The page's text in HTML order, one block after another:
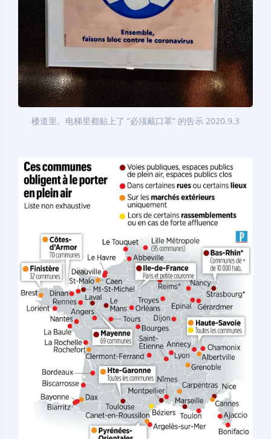
楼道里、电梯里都贴上了 “必须戴口罩” 的告示 2020.9.3